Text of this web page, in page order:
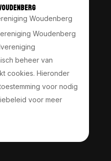
Woudenberg
Woudenberg
beheer van
cookies. Hieronder
voor nodig
voor meer